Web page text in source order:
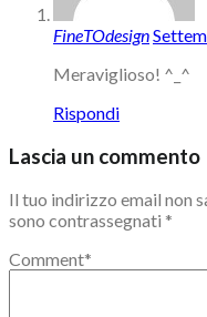
FineTOdesign
Meraviglioso! ^_^
Rispondi
Lascia un commento
Il tuo indirizzo email non
sono contrassegnati *
Comment*